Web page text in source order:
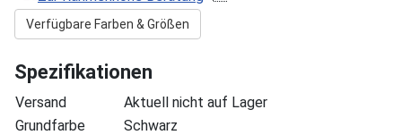
Verfügbare Farben & Größen
Spezifikationen
Versand
Aktuell nicht auf Lager
Grundfarbe
Schwarz